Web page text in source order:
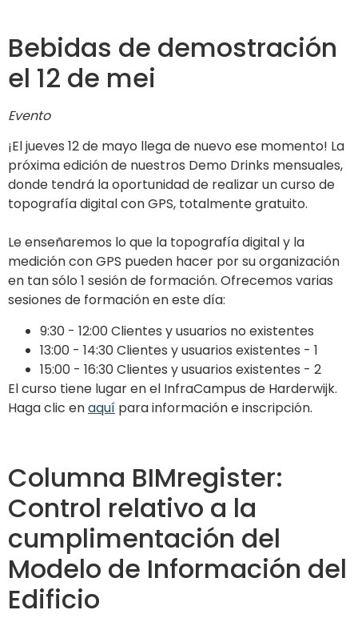
Bebidas de demostración
el 12 de mei
Evento
¡El jueves 12 de mayo llega de nuevo ese momento! La
próxima edición de nuestros Demo Drinks mensuales,
donde tendrá la oportunidad de realizar un curso de
topografía digital con GPS, totalmente gratuito.
Le enseñaremos lo que la topografía digital y la
medición con GPS pueden hacer por su organización
en tan sólo 1 sesión de formación. Ofrecemos varias
sesiones de formación en este día:
9:30 - 12:00 Clientes y usuarios no existentes
13:00 - 14:30 Clientes y usuarios existentes - 1
15:00 - 16:30 Clientes y usuarios existentes - 2
El curso tiene lugar en el InfraCampus de Harderwijk.
Haga clic enaquí para información e inscripción.
Columna BIMregister:
Control relativo a la
cumplimentación del
Modelo de Información del
Edificio